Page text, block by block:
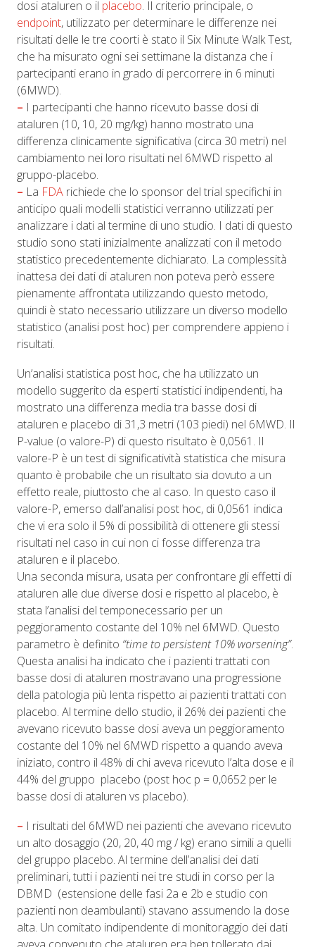
dosi ataluren o il placebo. Il criterio principale, o
endpoint, utilizzato per determinare le differenze nei
risultati delle le tre coorti è stato il Six Minute Walk Test,
che ha misurato ogni sei settimane la distanza che i
partecipanti erano in grado di percorrere in 6 minuti
(6MWD).
– I partecipanti che hanno ricevuto basse dosi di
ataluren (10, 10, 20 mg/kg) hanno mostrato una
differenza clinicamente significativa (circa 30 metri) nel
cambiamento nei loro risultati nel 6MWD rispetto al
gruppo-placebo.
– La FDA richiede che lo sponsor del trial specifichi in
anticipo quali modelli statistici verranno utilizzati per
analizzare i dati al termine di uno studio. I dati di questo
studio sono stati inizialmente analizzati con il metodo
statistico precedentemente dichiarato. La complessità
inattesa dei dati di ataluren non poteva però essere
pienamente affrontata utilizzando questo metodo,
quindi è stato necessario utilizzare un diverso modello
statistico (analisi post hoc) per comprendere appieno i
risultati.
Un’analisi statistica post hoc, che ha utilizzato un
modello suggerito da esperti statistici indipendenti, ha
mostrato una differenza media tra basse dosi di
ataluren e placebo di 31,3 metri (103 piedi) nel 6MWD. Il
P-value (o valore-P) di questo risultato è 0,0561. Il
valore-P è un test di significatività statistica che misura
quanto è probabile che un risultato sia dovuto a un
effetto reale, piuttosto che al caso. In questo caso il
valore-P, emerso dall’analisi post hoc, di 0,0561 indica
che vi era solo il 5% di possibilità di ottenere gli stessi
risultati nel caso in cui non ci fosse differenza tra
ataluren e il placebo.
Una seconda misura, usata per confrontare gli effetti di
ataluren alle due diverse dosi e rispetto al placebo, è
stata l’analisi del temponecessario per un
peggioramento costante del 10% nel 6MWD. Questo
parametro è definito “time to persistent 10% worsening”.
Questa analisi ha indicato che i pazienti trattati con
basse dosi di ataluren mostravano una progressione
della patologia più lenta rispetto ai pazienti trattati con
placebo. Al termine dello studio, il 26% dei pazienti che
avevano ricevuto basse dosi aveva un peggioramento
costante del 10% nel 6MWD rispetto a quando aveva
iniziato, contro il 48% di chi aveva ricevuto l’alta dose e il
44% del gruppo placebo (post hoc p = 0,0652 per le
basse dosi di ataluren vs placebo).
– I risultati del 6MWD nei pazienti che avevano ricevuto
un alto dosaggio (20, 20, 40 mg / kg) erano simili a quelli
del gruppo placebo. Al termine dell’analisi dei dati
preliminari, tutti i pazienti nei tre studi in corso per la
DBMD (estensione delle fasi 2a e 2b e studio con
pazienti non deambulanti) stavano assumendo la dose
alta. Un comitato indipendente di monitoraggio dei dati